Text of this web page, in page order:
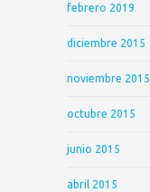
febrero 2019
diciembre 2015
noviembre 2015
octubre 2015
junio 2015
abril 2015